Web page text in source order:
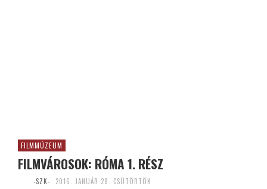
FILMMÚZEUM
FILMVÁROSOK: RÓMA 1. RÉSZ
-SZK- 2016. JANUÁR 28. CSÜTÖRTÖK